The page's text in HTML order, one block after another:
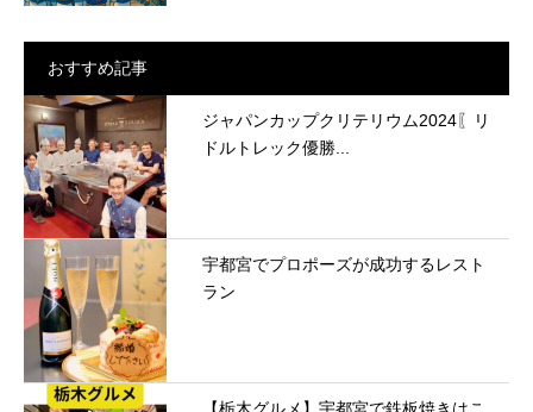
おすすめ記事
ジャパンカップクリテリウム2024〖リ
ドルトレック優勝...
宇都宮でプロポーズが成功するレスト
ラン
【栃木グルメ】宇都宮で鉄板焼きはこ